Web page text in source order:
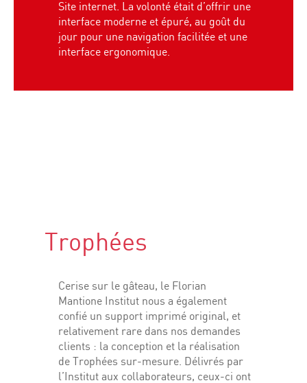
Site internet. La volonté était d’offrir une
interface moderne et épuré, au goût du
jour pour une navigation facilitée et une
interface ergonomique.
Trophées
Cerise sur le gâteau, le Florian
Mantione Institut nous a également
confié un support imprimé original, et
relativement rare dans nos demandes
clients : la conception et la réalisation
de Trophées sur-mesure. Délivrés par
l’Institut aux collaborateurs, ceux-ci ont